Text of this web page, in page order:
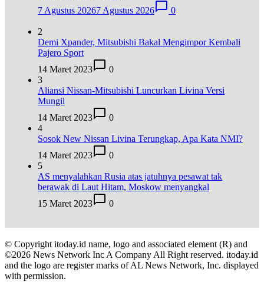
7 Agustus 20267 Agustus 2026 0
2
Demi Xpander, Mitsubishi Bakal Mengimpor Kembali
Pajero Sport
14 Maret 2023
0
3
Aliansi Nissan-Mitsubishi Luncurkan Livina Versi
Mungil
14 Maret 2023
0
4
Sosok New Nissan Livina Terungkap, Apa Kata NMI?
14 Maret 2023
0
5
AS menyalahkan Rusia atas jatuhnya pesawat tak
berawak di Laut Hitam, Moskow menyangkal
15 Maret 2023
0
© Copyright itoday.id name, logo and associated element (R) and
©2026 News Network Inc A Company All Right reserved. itoday.id
and the logo are register marks of AL News Network, Inc. displayed
with permission.